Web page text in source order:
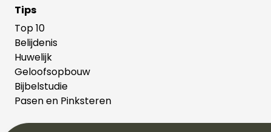
Tips
Top 10
Belijdenis
Huwelijk
Geloofsopbouw
Bijbelstudie
Pasen en Pinksteren